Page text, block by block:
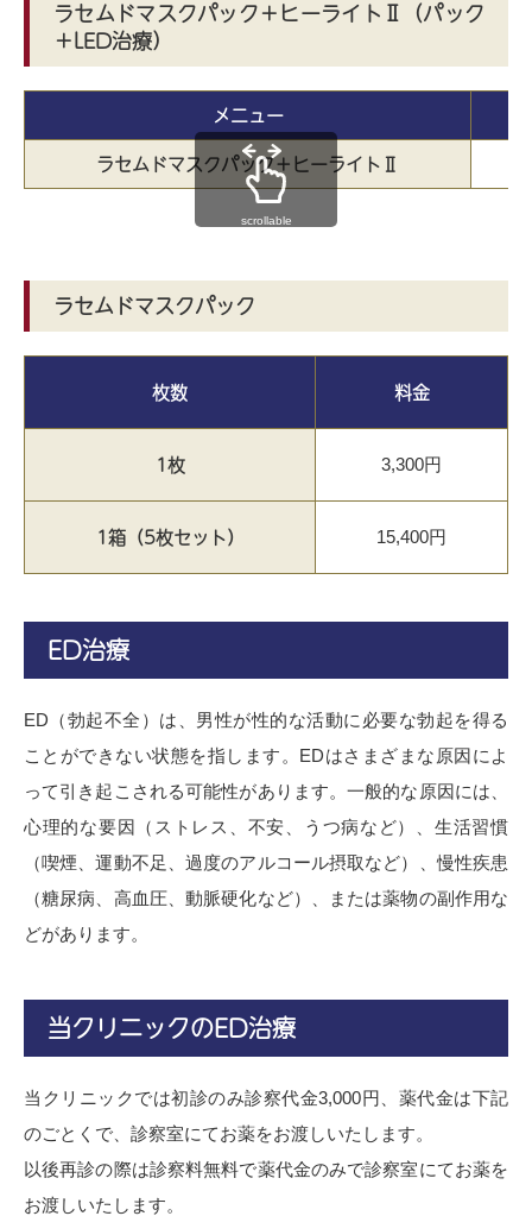
ラセムドマスクパック＋ヒーライトⅡ（パック
＋LED治療）
メニュー
ラセムドマスクパック＋ヒーライトⅡ
scrollable
ラセムドマスクパック
枚数 料金
1枚 3,300円
1箱（5枚セット） 15,400円
ED治療
ED（勃起不全）は、男性が性的な活動に必要な勃起を得る
ことができない状態を指します。EDはさまざまな原因によ
って引き起こされる可能性があります。一般的な原因には、
心理的な要因（ストレス、不安、うつ病など）、生活習慣
（喫煙、運動不足、過度のアルコール摂取など）、慢性疾患
（糖尿病、高血圧、動脈硬化など）、または薬物の副作用な
どがあります。
当クリニックのED治療
当クリニックでは初診のみ診察代金3,000円、薬代金は下記
のごとくで、診察室にてお薬をお渡しいたします。
以後再診の際は診察料無料で薬代金のみで診察室にてお薬を
お渡しいたします。